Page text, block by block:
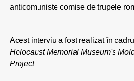
anticomuniste comise de trupele
Acest interviu a fost realizat în cadrul
Holocaust Memorial Museum's
Project